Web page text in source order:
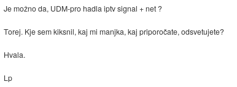
Je možno da, UDM-pro hadla iptv signal + net ?
Torej. Kje sem kiksnil, kaj mi manjka, kaj priporočate, odsvetujete?
Hvala.
Lp